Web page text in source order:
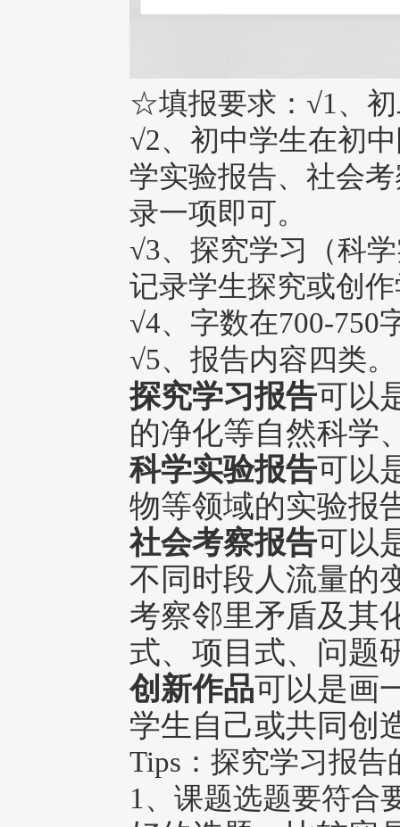
☆填报要求：√1、
√2、初中学生在初
学实验报告、社会
录一项即可。
√3、探究学习（科
记录学生探究或创
√4、字数在700-750
√5、报告内容四类。
探究学习报告可以
的净化等自然科学
科学实验报告可以
物等领域的实验报
社会考察报告可以
不同时段人流量的
考察邻里矛盾及其
式、项目式、问题
创新作品可以是画
学生自己或共同创
Tips：探究学习报告
1、课题选题要符合